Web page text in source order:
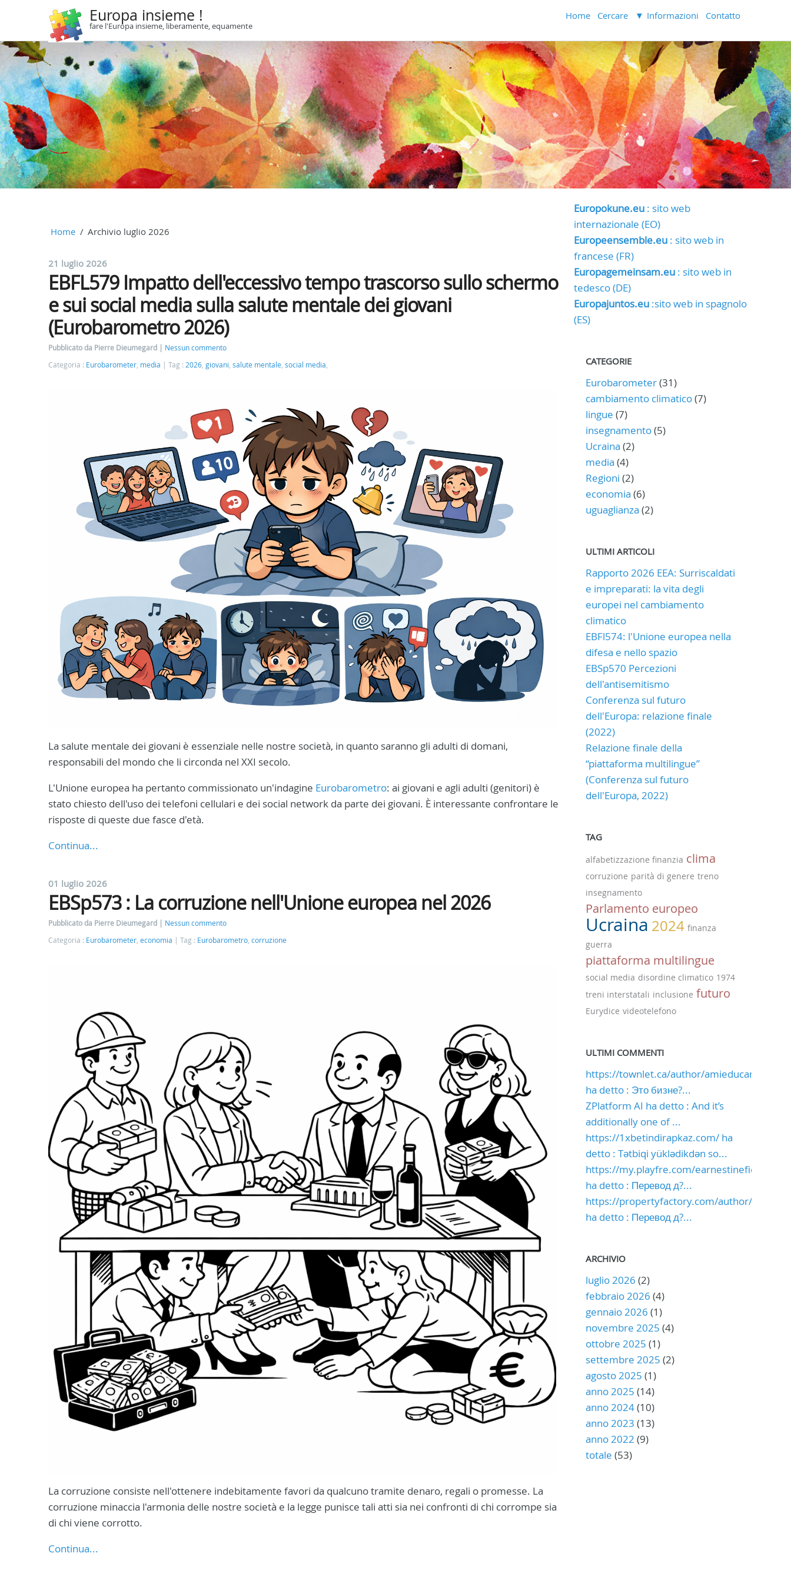
Europa insieme !
fare l'Europa insieme, liberamente, equamente
Home Cercare Informazioni Contatto
Home Archivio luglio 2026
21 luglio 2026
EBFL579 Impatto dell'eccessivo tempo trascorso sullo schermo
e sui social media sulla salute mentale dei giovani
(Eurobarometro 2026)
Pubblicato da Pierre Dieumegard
Nessun commento
Categoria : Eurobarometer, media Tag : 2026, giovani, salute mentale, social media,
La salute mentale dei giovani è essenziale nelle nostre società, in quanto saranno gli adulti di domani,
responsabili del mondo che li circonda nel XXI secolo.
L'Unione europea ha pertanto commissionato un'indagine Eurobarometro: ai giovani e agli adulti (genitori) è
stato chiesto dell'uso dei telefoni cellulari e dei social network da parte dei giovani. È interessante confrontare le
risposte di queste due fasce d'età.
Continua...
01 luglio 2026
EBSp573 : La corruzione nell'Unione europea nel 2026
Pubblicato da Pierre Dieumegard
Nessun commento
Categoria : Eurobarometer, economia Tag : Eurobarometro, corruzione
La corruzione consiste nell'ottenere indebitamente favori da qualcuno tramite denaro, regali o promesse. La
corruzione minaccia l'armonia delle nostre società e la legge punisce tali atti sia nei confronti di chi corrompe sia
di chi viene corrotto.
Continua...
Europokune.eu: sito web
internazionale (EO)
Europeensemble.eu: sito web in
francese (FR)
Europagemeinsam.eu: sito web in
tedesco (DE)
Europajuntos.eu:sito web in spagnolo
(ES)
CATEGORIE
Eurobarometer(31)
cambiamento climatico(7)
lingue (7)
insegnamento(5)
Ucraina (2)
media (4)
Regioni (2)
economia (6)
uguaglianza (2)
ULTIMI ARTICOLI
Rapporto 2026 EEA: Surriscaldati
e impreparati: la vita degli
europei nel cambiamento
climatico
EBFl574: l'Unione europea nella
difesa e nello spazio
EBSp570 Percezioni
dell'antisemitismo
Conferenza sul futuro
dell'Europa: relazione finale
(2022)
Relazione finale della
“piattaforma multilingue”
(Conferenza sul futuro
dell'Europa, 2022)
TAG
alfabetizzazione finanzia clima
corruzione parità di genere treno
insegnamento
Parlamento europeo
Ucraina 2024 finanza
guerra
piattaforma multilingue
social media disordine climatico 1974
treni interstatali inclusione futuro
Eurydice videotelefono
ULTIMI COMMENTI
https://townlet.ca/author/amieducan0490/
ha detto : Это бизне?...
ZPlatform AI ha detto : And it’s
additionally one of ...
https://1xbetindirapkaz.com/ ha
detto : Tətbiqi yüklədikdən so...
https://my.playfre.com/earnestinefiel
ha detto : Перевод д?...
https://propertyfactory.com/author/
ha detto : Перевод д?...
ARCHIVIO
luglio 2026 (2)
febbraio 2026 (4)
gennaio 2026 (1)
novembre 2025 (4)
ottobre 2025 (1)
settembre 2025 (2)
agosto 2025 (1)
anno 2025 (14)
anno 2024(10)
anno 2023 (13)
anno 2022 (9)
totale (53)